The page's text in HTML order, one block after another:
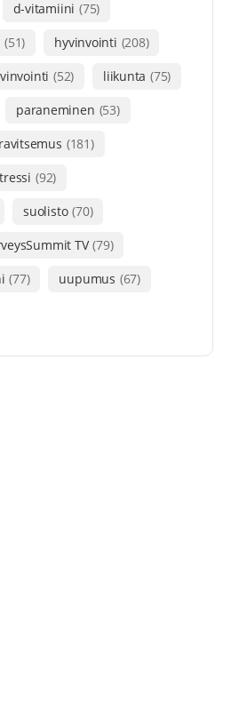
d-vitamiini (75)
(51) hyvinvointi (208)
(52) liikunta (75)
paraneminen (53)
ravitsemus (181)
(92)
suolisto (70)
TV (79)
(77) uupumus (67)